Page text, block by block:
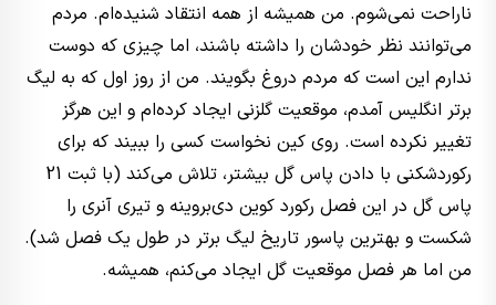
ناراحت نمی‌شوم. من همیشه از همه انتقاد شنیده‌ام. مردم
می‌توانند نظر خودشان را داشته باشند، اما چیزی که دوست
ندارم این است که مردم دروغ بگویند. من از روز اول که به لیگ
برتر انگلیس آمدم، موقعیت گلزنی ایجاد کرده‌ام و این هرگز
تغییر نکرده است. روی کین نخواست کسی را ببیند که برای
رکوردشکنی با دادن پاس گل بیشتر، تلاش می‌کند (با ثبت 21
پاس گل در این فصل رکورد کوین‌ دی‌بروینه و تیری آنری را
شکست و بهترین پاسور تاریخ لیگ برتر در طول یک فصل شد).
من اما هر فصل موقعیت گل ایجاد می‌کنم، همیشه.